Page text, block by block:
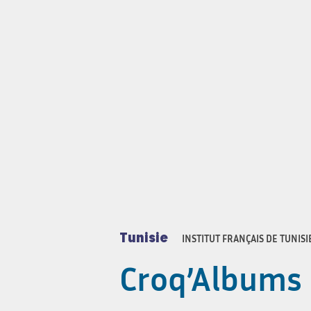
Tunisie INSTITUT FRANÇAIS DE
Croq’Albums